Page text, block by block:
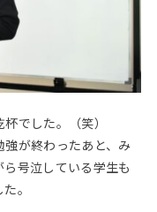
でした。（笑）
が終わったあと、み
号泣している学生も
。